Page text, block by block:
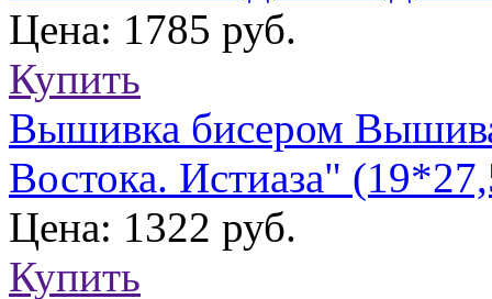
Цена: 1785 руб.
Купить
Вышивка бисером
Востока. Истиаза"
Цена: 1322 руб.
Купить